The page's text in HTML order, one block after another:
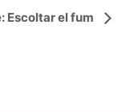
Escoltar el fum